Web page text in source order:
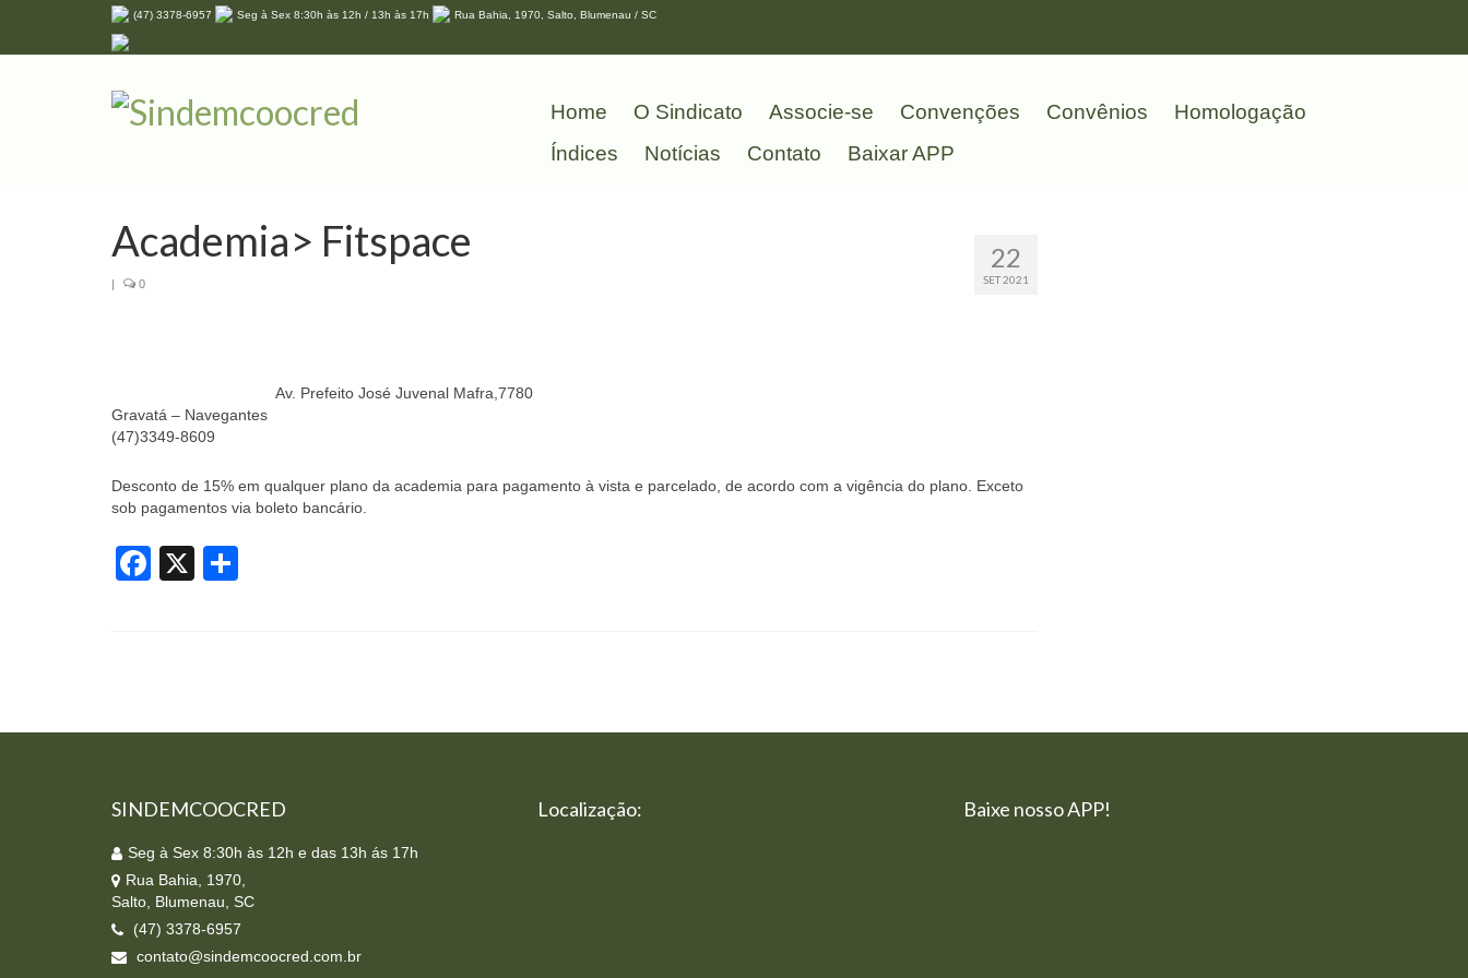
(47) 3378-6957 Seg à Sex 8:30h às 12h / 13h às 17h Rua Bahia, 1970, Salto, Blumenau / SC
Home O Sindicato Associe-se Convenções Convênios
Homologação
Índices
Notícias Contato Baixar APP
22
SET 2021
Academia> Fitspace
| 0
Av. Prefeito José Juvenal Mafra,7780
Gravatá – Navegantes
(47)3349-8609
Desconto de 15% em qualquer plano da academia para pagamento à vista e parcelado, de acordo com a vigência do plano. Exceto
sob pagamentos via boleto bancário.
Facebook
X
SINDEMCOOCRED
Seg à Sex 8:30h às 12h e das 13h ás 17h
Rua Bahia, 1970,
Salto, Blumenau, SC
(47) 3378-6957
contato@sindemcoocred.com.br
Localização: Baixe nosso APP!